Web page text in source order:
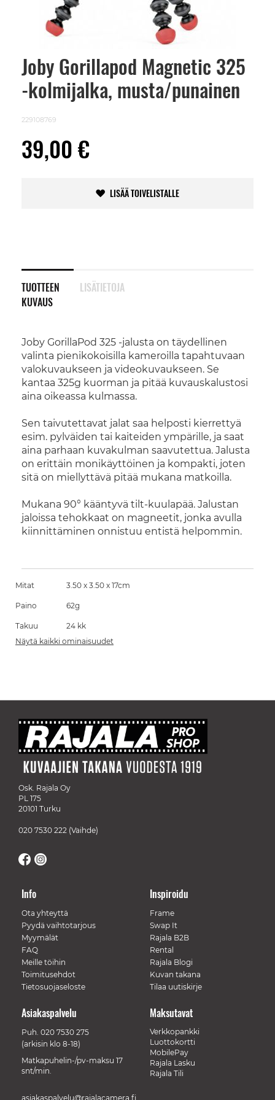
Joby Gorillapod Magnetic 325
-kolmijalka, musta/punainen
229108769
39,00 €
LISÄÄ TOIVELISTALLE
TUOTTEEN
KUVAUS
Joby GorillaPod 325 -jalusta on täydellinen
valinta pienikokoisilla kameroilla tapahtuvaan
valokuvaukseen ja videokuvaukseen. Se
kantaa 325g kuorman ja pitää kuvauskalustosi
aina oikeassa kulmassa.
Sen taivutettavat jalat saa helposti kierrettyä
esim. pylväiden tai kaiteiden ympärille, ja saat
aina parhaan kuvakulman saavutettua. Jalusta
on erittäin monikäyttöinen ja kompakti, joten
sitä on miellyttävä pitää mukana matkoilla.
Mukana 90° kääntyvä tilt-kuulapää. Jalustan
jaloissa tehokkaat on magneetit, jonka avulla
kiinnittäminen onnistuu entistä helpommin.
LISÄTIETOJA
Skip
beginning
images
Mitat 3.50 x 3.50 x 17cm
Paino 62g
Takuu
24 kk
Näytä kaikki ominaisuudet
Osk. Rajala Oy
PL 175
20101 Turku
020 7530 222 (Vaihde)
Info
Ota yhteyttä
Pyydä vaihtotarjous
Myymälät
FAQ
Meille töihin
Toimitusehdot
Tietosuojaseloste
Inspiroidu
Frame
Swap It
Rajala B2B
Rental
Rajala Blogi
Kuvan takana
Tilaa uutiskirje
Maksutavat
Verkkopankki
Luottokortti
MobilePay
Rajala Lasku
Rajala Tili
Asiakaspalvelu
Puh. 020 7530 275
(arkisin klo 8-18)
Matkapuhelin-/pv-maksu 17
snt/min.
asiakaspalvelu@rajalacamera.fi